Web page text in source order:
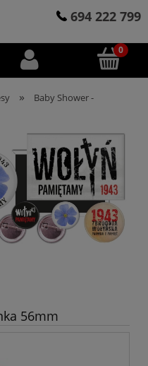
694 222 799
»
Baby Shower -
56mm